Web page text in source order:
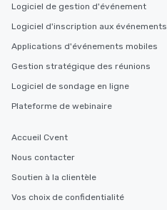
Logiciel de gestion d'événement
Logiciel d'inscription aux événements
Applications d'événements mobiles
Gestion stratégique des réunions
Logiciel de sondage en ligne
Plateforme de webinaire
Accueil Cvent
Nous contacter
Soutien à la clientèle
Vos choix de confidentialité